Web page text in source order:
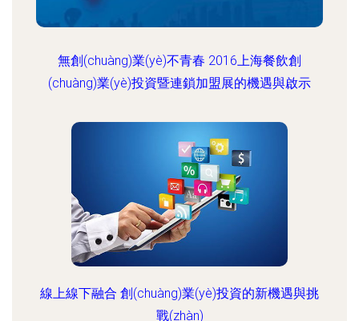
無創(chuàng)業(yè)不青春 2016上海餐飲創
(chuàng)業(yè)投資暨連鎖加盟展的機遇與啟示
線上線下融合 創(chuàng)業(yè)投資的新機遇與挑
戰(zhàn)